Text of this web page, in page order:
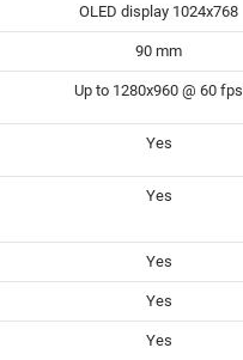
OLED display 1024x768
90 mm
Up to 1280x960 @ 60 fps
Yes
Yes
Yes
Yes
Yes